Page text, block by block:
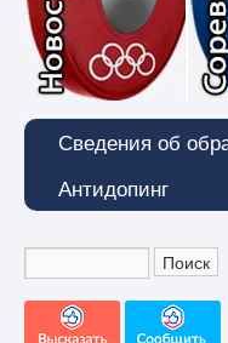
Сведения об
Антидопинг